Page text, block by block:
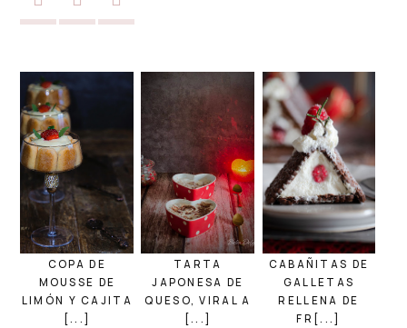
COPA DE
MOUSSE DE
LIMÓN Y CAJITA
[...]
TARTA
JAPONESA DE
QUESO, VIRAL A
[...]
CABAÑITAS DE
GALLETAS
RELLENA DE
FR[...]